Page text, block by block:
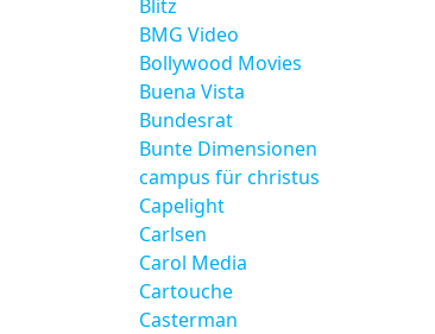
Blitz
BMG Video
Bollywood Movies
Buena Vista
Bundesrat
Bunte Dimensionen
campus für christus
Capelight
Carlsen
Carol Media
Cartouche
Casterman